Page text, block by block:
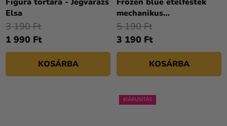
Elsa
1 990 Ft
3 190 Ft
KOSÁRBA
mechanikus
permetezőben - kék
3 190 Ft
5 190 Ft
KOSÁRBA
KIÁRUSÍTÁS